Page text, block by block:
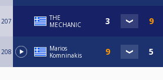
207
THE
MECHANIC
208
Marios
Komninakis